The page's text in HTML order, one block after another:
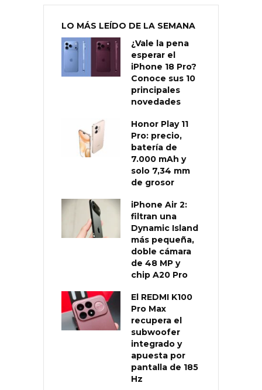
LO MÁS LEÍDO DE LA SEMANA
¿Vale la pena
esperar el
iPhone 18 Pro?
Conoce sus 10
principales
novedades
Honor Play 11
Pro: precio,
batería de
7.000 mAh y
solo 7,34 mm
de grosor
iPhone Air 2:
filtran una
Dynamic Island
más pequeña,
doble cámara
de 48 MP y
chip A20 Pro
El REDMI K100
Pro Max
recupera el
subwoofer
integrado y
apuesta por
pantalla de 185
Hz